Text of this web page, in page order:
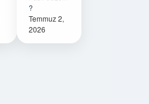
?
Temmuz 2,
2026